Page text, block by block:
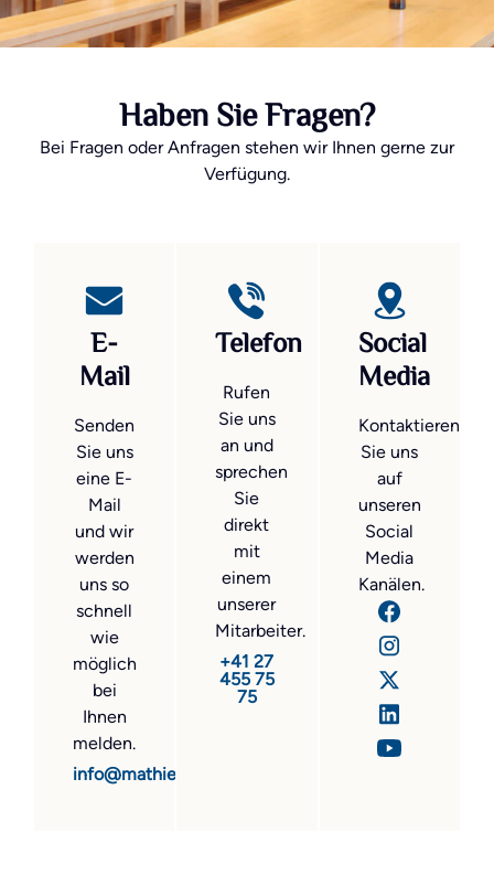
Haben Sie Fragen?
Bei Fragen oder Anfragen stehen wir Ihnen gerne zur
Verfügung.
E-
Mail
Senden
Sie uns
eine E-
Mail
und wir
werden
uns so
schnell
wie
möglich
bei
Ihnen
melden.
info@mathier.com
Telefon
Rufen
Sie uns
an und
sprechen
Sie
direkt
mit
einem
unserer
Mitarbeiter.
+41 27
455 75
75
Social
Media
Kontaktieren
Sie uns
auf
unseren
Social
Media
Kanälen.